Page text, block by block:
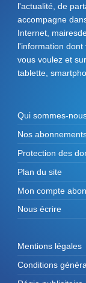
l'actualité, de
accompagne
Internet,
l'information dont
vous voulez et
tablette,
Qui sommes-
Nos
Protection des
Plan du site
Mon compte
Nous écrire
Mentions légales
Conditions